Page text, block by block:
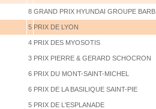
8 GRAND PRIX HYUNDAI GROUPE BARB
5 PRIX DE LYON
4 PRIX DES MYOSOTIS
3 PRIX PIERRE & GERARD SCHOCRON
6 PRIX DU MONT-SAINT-MICHEL
6 PRIX DE LA BASILIQUE SAINT-PIE
5 PRIX DE L'ESPLANADE